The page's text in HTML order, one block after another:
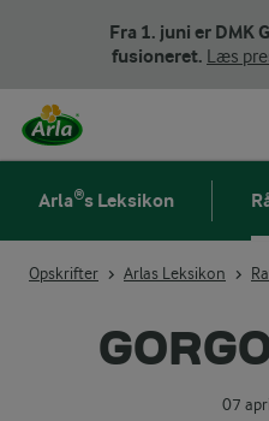
Fra 1. juni er DMK
fusioneret. Læs
Arla®s Leksikon
Opskrifter Arlas Leksikon
07